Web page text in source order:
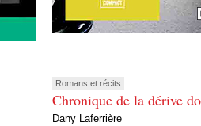
Romans et récits
Chronique de la dérive
Dany Laferrière